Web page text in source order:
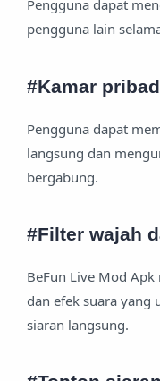
Pengguna dapat
pengguna lain
#Kamar
Pengguna dapat
langsung dan
bergabung.
#Filter wajah
BeFun Live Mod
dan efek suara yang
siaran langsung.